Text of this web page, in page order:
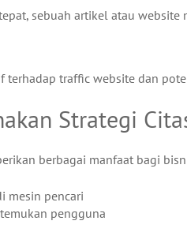
sebuah artikel atau
traffic website dan
Strategi
berbagai manfaat bagi
mesin pencari
pengguna